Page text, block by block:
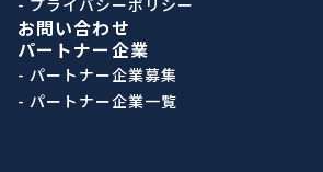
お問い合わせ
パートナー企業
- パートナー企業募集
- パートナー企業一覧